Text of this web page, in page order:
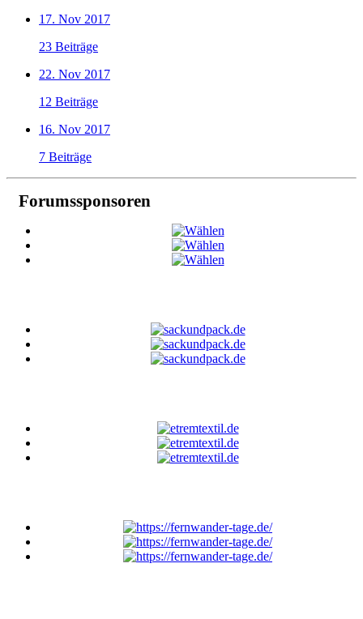
17. Nov 2017
23 Beiträge
22. Nov 2017
12 Beiträge
16. Nov 2017
7 Beiträge
Forumssponsoren